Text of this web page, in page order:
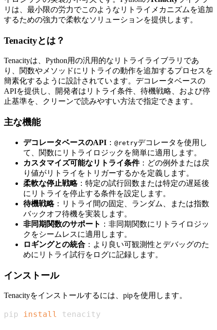
リは、最小限の労力でこのようなリトライメカニズムを追加
するための強力で柔軟なソリューションを提供します。
Tenacityとは？
Tenacityは、Python用の汎用的なリトライライブラリであ
り、関数やメソッドにリトライの動作を追加するプロセスを
簡素化するように設計されています。デコレータベースの
APIを提供し、開発者はリトライ条件、待機戦略、および停
止基準を、クリーンで読みやすい方法で指定できます。
主な機能
デコレータベースのAPI ： @retryデコレータを使用し
て、関数にリトライロジックを簡単に適用します。
カスタマイズ可能なリトライ条件：どの例外または戻
り値がリトライをトリガーするかを定義します。
柔軟な停止戦略：特定の試行回数または特定の遅延後
にリトライを停止する条件を設定します。
待機戦略：リトライ間の固定、ランダム、または指数
バックオフ待機を実装します。
非同期関数のサポート ：非同期関数にリトライロジッ
クをシームレスに適用します。
ロギングとの統合 ：より良い可観測性とデバッグのた
めにリトライ試行をログに記録します。
インストール
Tenacityをインストールするには、pipを使用します。
pip install tenacity